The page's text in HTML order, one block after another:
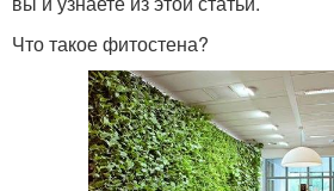
Что такое фитостена?